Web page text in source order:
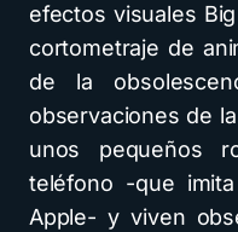
efectos visuales
cortometraje de
de la
observaciones de
unos pequeños
teléfono -que
Apple- y viven